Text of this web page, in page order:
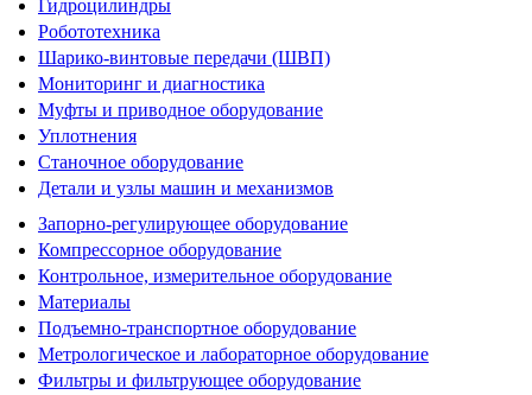
Гидроцилиндры
Робототехника
Шарико-винтовые передачи (ШВП)
Мониторинг и диагностика
Муфты и приводное оборудование
Уплотнения
Станочное оборудование
Детали и узлы машин и механизмов
Запорно-регулирующее оборудование
Компрессорное оборудование
Контрольное, измерительное оборудование
Материалы
Подъемно-транспортное оборудование
Метрологическое и лабораторное оборудование
Фильтры и фильтрующее оборудование